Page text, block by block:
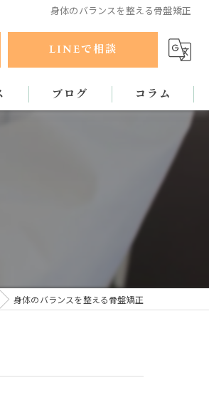
身体のバランスを整える骨盤矯正
LINEで相談
ブログ コラム
身体のバランスを整える骨盤矯正